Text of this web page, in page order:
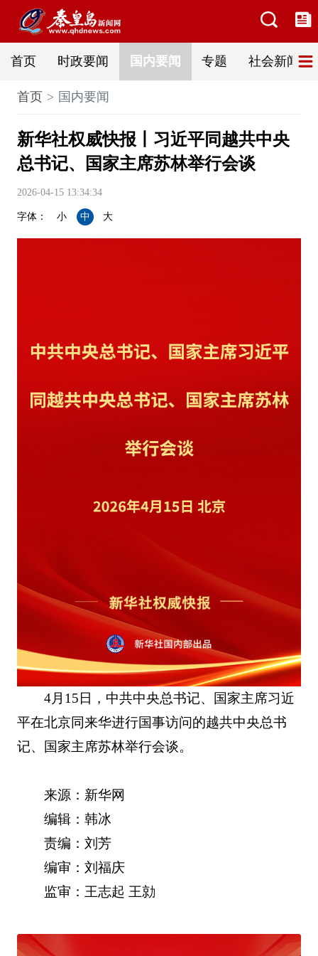
首页 时政要闻 国内要闻 专题 社会新闻
首页 国内要闻
新华社权威快报丨习近平同越共中央
总书记、国家主席苏林举行会谈
2026-04-15 13:34:34
字体： 小 中 大
4月15日，中共中央总书记、国家主席习近
平在北京同来华进行国事访问的越共中央总书
记、国家主席苏林举行会谈。
来源：新华网
编辑：韩冰
责编：刘芳
编审：刘福庆
监审：王志起 王勍